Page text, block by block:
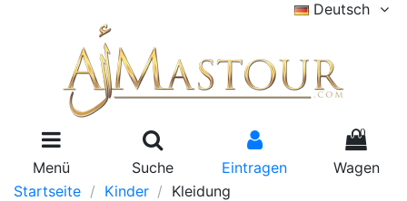
Deutsch
Menü Suche Eintragen
0
Wagen
Startseite
Kinder Kleidung